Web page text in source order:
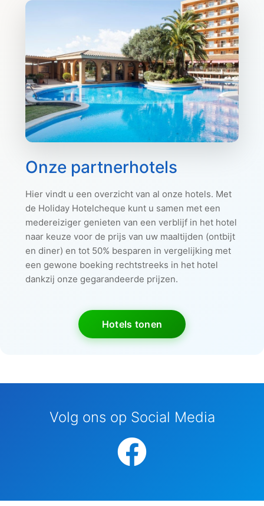
Onze partnerhotels
Hier vindt u een overzicht van al onze hotels. Met
de Holiday Hotelcheque kunt u samen met een
medereiziger genieten van een verblijf in het hotel
naar keuze voor de prijs van uw maaltijden (ontbijt
en diner) en tot 50% besparen in vergelijking met
een gewone boeking rechtstreeks in het hotel
dankzij onze gegarandeerde prijzen.
Hotels tonen
Volg ons op Social Media